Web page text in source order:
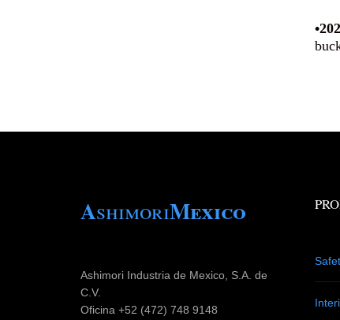
AshimoriMexico
Ashimori Industria de Mexico, S.A. de
C.V.
Oficina +52 (472) 748 9148